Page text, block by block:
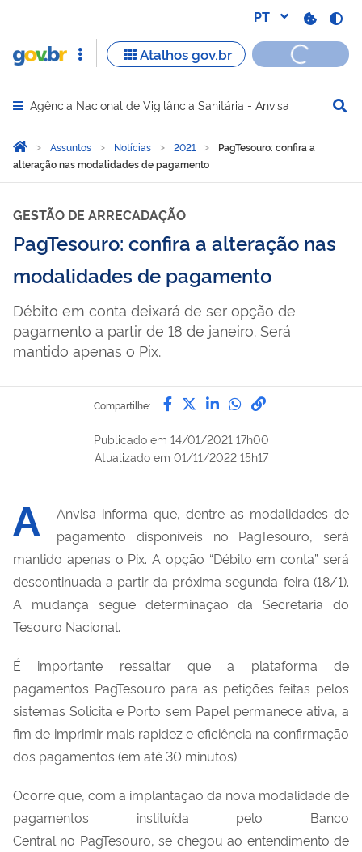
Abrir menu principal de navegação
Agência Nacional de Vigilância Sanitária - Anvisa
Você está aqui:
Página Inicial
Assuntos Notícias 2021
PagTesouro: confira a
alteração nas modalidades de pagamento
GESTÃO DE ARRECADAÇÃO
PagTesouro: confira a alteração nas
modalidades de pagamento
Débito em conta deixará de ser opção de
pagamento a partir de 18 de janeiro. Será
mantido apenas o Pix.
Compartilhe: Compartilhe por Facebook
Compartilhe por Twitter
Compartilhe por
Compartilhe
link para
Publicado em 14/01/2021 17h00
Atualizado em 01/11/2022 15h17
A Anvisa informa que, dentre as modalidades de
pagamento disponíveis no PagTesouro, será
mantido apenas o Pix. A opção “Débito em conta” será
descontinuada a partir da próxima segunda-feira (18/1).
A mudança segue determinação da Secretaria do
Tesouro Nacional.
É importante ressaltar que a plataforma de
pagamentos PagTesouro para as petições feitas pelos
sistemas Solicita e Porto sem Papel permanece ativa, a
fim de imprimir mais rapidez e eficiência na confirmação
dos pagamentos (em até 30 minutos).
Ocorre que, com a implantação da nova modalidade de
pagamentos instituída pelo Banco
Central no PagTesouro, se chegou ao entendimento de